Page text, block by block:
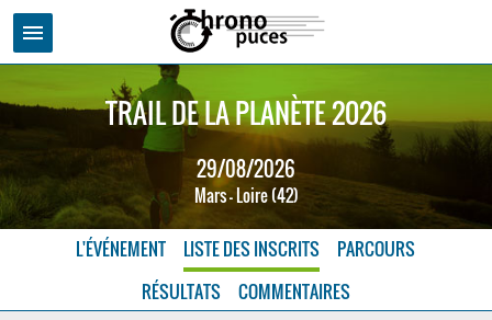
menu
TRAIL DE LA PLANÈTE 2026
29/08/2026
Mars - Loire (42)
L'ÉVÉNEMENT LISTE DES INSCRITS
PARCOURS
RÉSULTATS
COMMENTAIRES